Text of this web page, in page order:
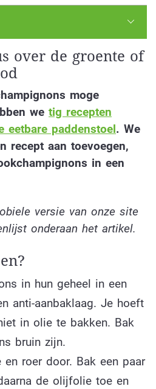
over de groente of
moge
we tig recepten
eetbare paddenstoel. We
recept aan toevoegen,
in een
versie van onze site
onderaan het artikel.
in hun geheel in een
anti-aanbaklaag. Je hoeft
in olie te bakken. Bak
bruin zijn.
roer door. Bak een paar
de olijfolie toe en